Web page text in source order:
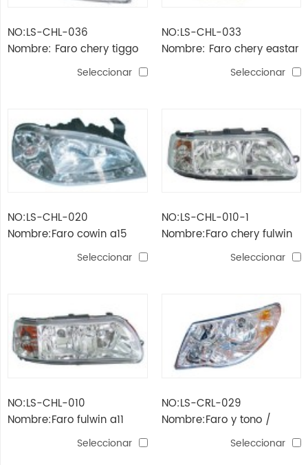
NO:LS-CHL-036
Nombre: Faro chery tiggo
Seleccionar
NO:LS-CHL-033
Nombre: Faro chery eastar
Seleccionar
NO:LS-CHL-020
Nombre:Faro cowin a15
Seleccionar
NO:LS-CHL-010-1
Nombre:Faro chery fulwin
a11 (nueva) bbSeleccionar
NO:LS-CHL-010
Nombre:Faro fulwin a11
Seleccionar
NO:LS-CRL-029
Nombre:Faro y tono /
country / caravan'01-07
Seleccionar